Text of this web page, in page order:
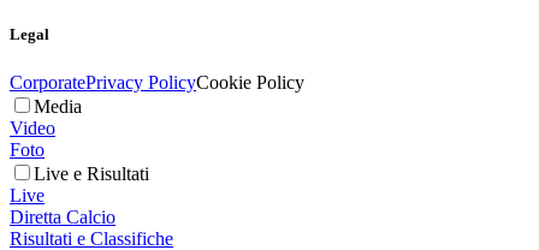
Legal
CorporatePrivacy PolicyCookie Policy
Media
Video
Foto
Live e Risultati
Live
Diretta Calcio
Risultati e Classifiche